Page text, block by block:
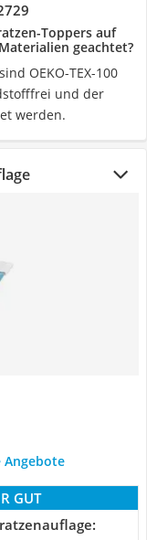
Toppers auf
geachtet?
OEKO-TEX-100
und der
werden.
Angebote
GUT